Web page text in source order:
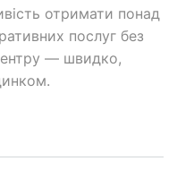
отримати понад
послуг без
— швидко,